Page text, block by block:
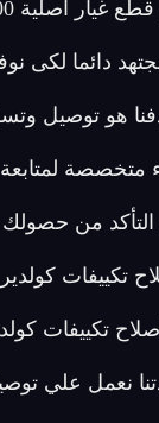
دائما لكى
هو توصيل
متخصصة
التأكد من
تكييفات
نعمل علي